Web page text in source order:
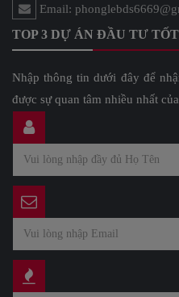
Email:
TOP 3 DỰ ÁN ĐẦU TƯ TỐT
Nhập thông tin dưới đây để
được sự quan tâm nhiều nhất